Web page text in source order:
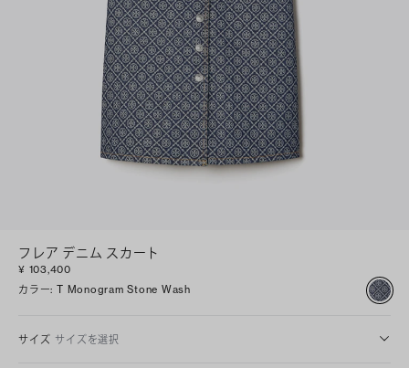
フレア デニム スカート
¥ 103,400
カラー: T Monogram Stone Wash
サイズ サイズを選択